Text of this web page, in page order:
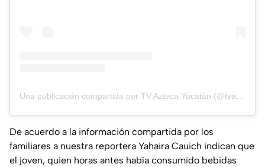
Una publicación compartida por TV Azteca Yucatán (@tvaztecayucatan)
De acuerdo a la información compartida por los
familiares a nuestra reportera Yahaira Cauich indican que
el joven, quien horas antes había consumido bebidas